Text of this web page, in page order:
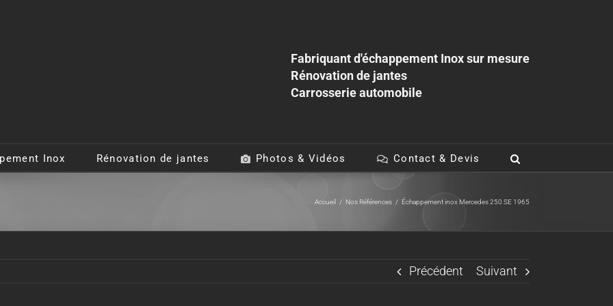
Fabriquant d'échappement Inox sur mesure
Rénovation de jantes
Carrosserie automobile
Inox Rénovation de jantes Photos & Vidéos Contact & Devis
Accueil / Nos Références / Échappement inox Mercedes 250 SE 1965
Précédent Suivant